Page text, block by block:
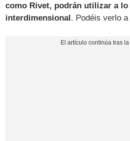
como Rivet, podrán utilizar a
interdimensional. Podéis verlo